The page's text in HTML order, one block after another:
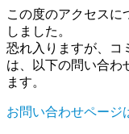
この度のアクセスに
しました。
恐れ入りますが、コ
は、以下の問い合わ
ます。
お問い合わせページ